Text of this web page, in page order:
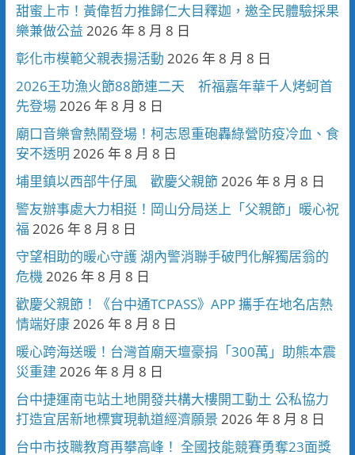
甜蜜上市！黃偉哲力推歸仁大目釋迦，邀全民體驗採果
樂兼做公益 2026 年 8 月 8 日
彰化市模範父親表揚活動 2026 年 8 月 8 日
2026王功漁火節88節連二天 祈福嘉年華千人烤蚵首
先登場2026 年 8 月 8 日
廟口音樂會熱鬧登場！柯志恩重砲轟綠營防疫冷血、食
安不透明 2026 年 8 月 8 日
埔里鎮以西部牛仔風 歡慶父親節2026 年 8 月 8 日
警友辦事處大力相挺！岡山分局送上「父親節」暖心祝
福 2026 年 8 月 8 日
守望相助的暖心守護 湖內警消聯手破門化解獨居翁的
危機2026 年 8 月 8 日
歡慶父親節！《台中通TCPASS》APP 攜手在地名店熱
情端好康2026 年 8 月 8 日
暖心跨海送暖！台灣首廟天壇豪捐「300萬」助熊本震
災重建 2026 年 8 月 8 日
台中捷運南屯站土地開發共構大樓開工動土 公私協力
打造宜居新地標實現軌道經濟願景 2026 年 8 月 8 日
台中市技職教育再攀高峰！ 全國技能競賽勇奪23面獎